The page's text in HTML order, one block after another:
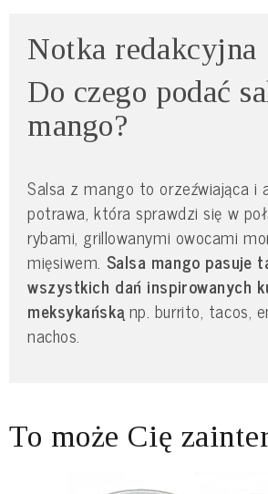
Notka redakcyjna
Do czego podać
mango?
Salsa z mango to orzeźwiająca i
potrawa, która sprawdzi się w
rybami, grillowanymi owocami
mięsiwem. Salsa mango pasuje
wszystkich dań inspirowanych
meksykańską np. burrito, tacos,
nachos.
To może Cię